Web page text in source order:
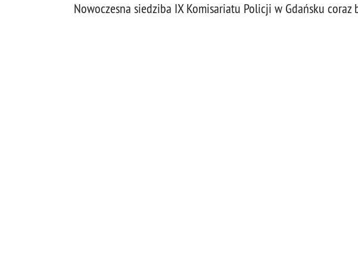
Nowoczesna siedziba IX Komisariatu Policji w Gdańsku coraz